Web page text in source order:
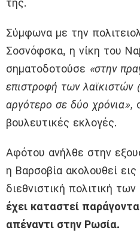
Σύμφωνα με την
Σοσνόφσκα, η νίκη του
σηματοδοτούσε «στην
επιστροφή των λαϊκιστών
αργότερο σε δύο χρόνια»,
βουλευτικές εκλογές.
Αφότου ανήλθε στην
η Βαρσοβία ακολουθεί
διεθνιστική πολιτική
έχει καταστεί
απέναντι στην Ρωσία.